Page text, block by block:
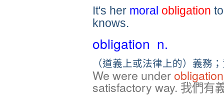
It's her moral obligation
knows.
obligation n.
（道義上或法律上的）義務
We were under obligation
satisfactory way. 我們有